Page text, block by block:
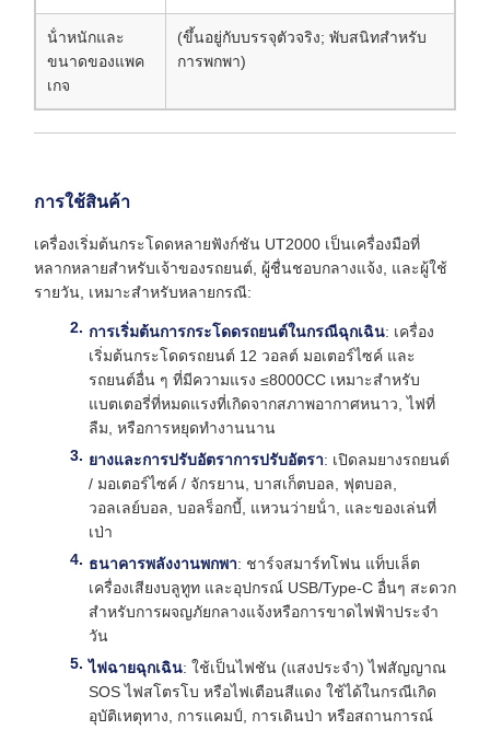
น้ําหนักและ
ขนาดของแพค
เกจ
(ขึ้นอยู่กับบรรจุตัวจริง; พับสนิทสําหรับ
การพกพา)
การใช้สินค้า
เครื่องเริ่มต้นกระโดดหลายฟังก์ชัน UT2000 เป็นเครื่องมือที่
หลากหลายสําหรับเจ้าของรถยนต์, ผู้ชื่นชอบกลางแจ้ง, และผู้ใช้
รายวัน, เหมาะสําหรับหลายกรณี:
การเริ่มต้นการกระโดดรถยนต์ในกรณีฉุกเฉิน: เครื่อง
เริ่มต้นกระโดดรถยนต์ 12 วอลต์ มอเตอร์ไซค์ และ
รถยนต์อื่น ๆ ที่มีความแรง ≤8000CC เหมาะสําหรับ
แบตเตอรี่ที่หมดแรงที่เกิดจากสภาพอากาศหนาว, ไฟที่
ลืม, หรือการหยุดทํางานนาน
ยางและการปรับอัตราการปรับอัตรา: เปิดลมยางรถยนต์
/ มอเตอร์ไซค์ / จักรยาน, บาสเก็ตบอล, ฟุตบอล,
วอลเลย์บอล, บอลร็อกบี้, แหวนว่ายน้ํา, และของเล่นที่
เป่า
ธนาคารพลังงานพกพา: ชาร์จสมาร์ทโฟน แท็บเล็ต
เครื่องเสียงบลูทูท และอุปกรณ์ USB/Type-C อื่นๆ สะดวก
สําหรับการผจญภัยกลางแจ้งหรือการขาดไฟฟ้าประจํา
วัน
ไฟฉายฉุกเฉิน: ใช้เป็นไฟชัน (แสงประจํา) ไฟสัญญาณ
SOS ไฟสโตรโบ หรือไฟเตือนสีแดง ใช้ได้ในกรณีเกิด
อุบัติเหตุทาง, การแคมป์, การเดินป่า หรือสถานการณ์